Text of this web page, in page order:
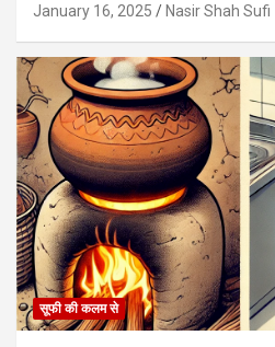
January 16, 2025 Nasir Shah Sufi
सूफी की कलम से